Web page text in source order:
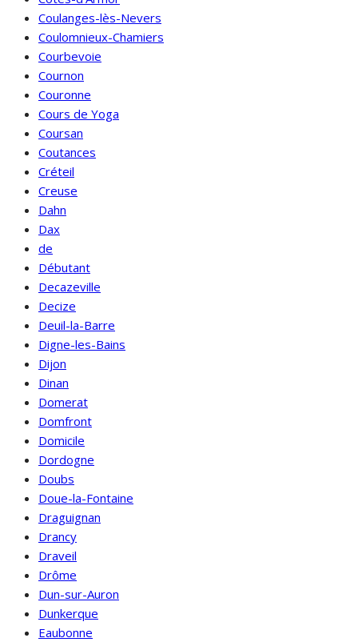
Coulanges-lès-Nevers
Coulomnieux-Chamiers
Courbevoie
Cournon
Couronne
Cours de Yoga
Coursan
Coutances
Créteil
Creuse
Dahn
Dax
de
Débutant
Decazeville
Decize
Deuil-la-Barre
Digne-les-Bains
Dijon
Dinan
Domerat
Domfront
Domicile
Dordogne
Doubs
Doue-la-Fontaine
Draguignan
Drancy
Draveil
Drôme
Dun-sur-Auron
Dunkerque
Eaubonne